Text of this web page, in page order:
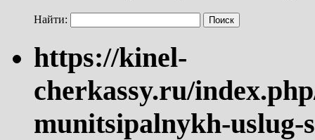
Найти:
https://kinel-
cherkassy.ru/
munitsipalnykh-uslug-